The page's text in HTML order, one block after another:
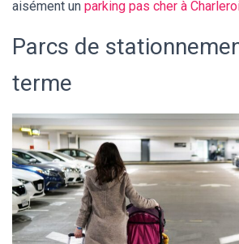
aisément un parking pas cher à
Parcs de
terme